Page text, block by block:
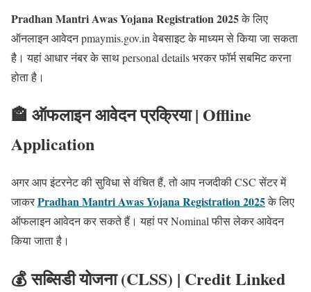
Pradhan Mantri Awas Yojana Registration 2025के लिए
ऑनलाइन आवेदन pmaymis.gov.in वेबसाइट के माध्यम से किया जा सकता
है। यहां आधार नंबर के साथ personal details भरकर फॉर्म सबमिट करना
होता है।
🏤 ऑफलाइन आवेदन प्रक्रिया | Offline
Application
अगर आप इंटरनेट की सुविधा से वंचित हैं, तो आप नजदीकी CSC सेंटर में
जाकरPradhan Mantri Awas Yojana Registration 2025के लिए
ऑफलाइन आवेदन कर सकते हैं। यहां पर Nominal फीस लेकर आवेदन
किया जाता है।
💰 सब्सिडी योजना (CLSS) | Credit Linked